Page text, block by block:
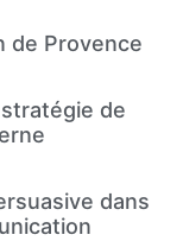
de Provence
de
dans